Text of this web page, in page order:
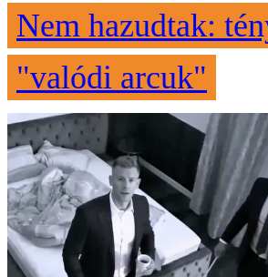
Nem hazudtak:
"valódi arcuk"